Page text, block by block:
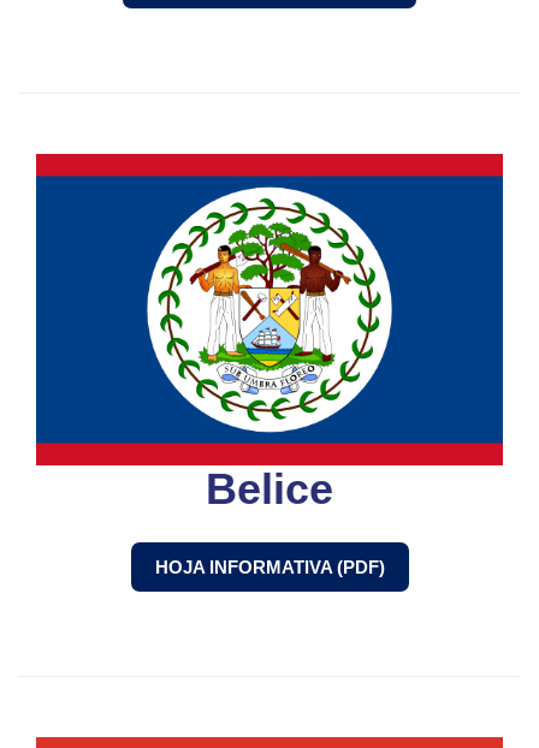
Belice
HOJA INFORMATIVA (PDF)